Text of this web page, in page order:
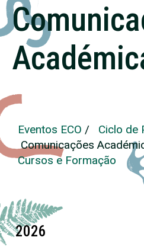
Eventos ECO / Ciclo de
Comunicações
Cursos e Formação
2026